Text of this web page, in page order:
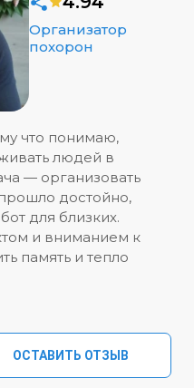
Организатор
похорон
что понимаю,
людей в
— организовать
достойно,
для близких.
и вниманием к
память и тепло
ОСТАВИТЬ ОТЗЫВ